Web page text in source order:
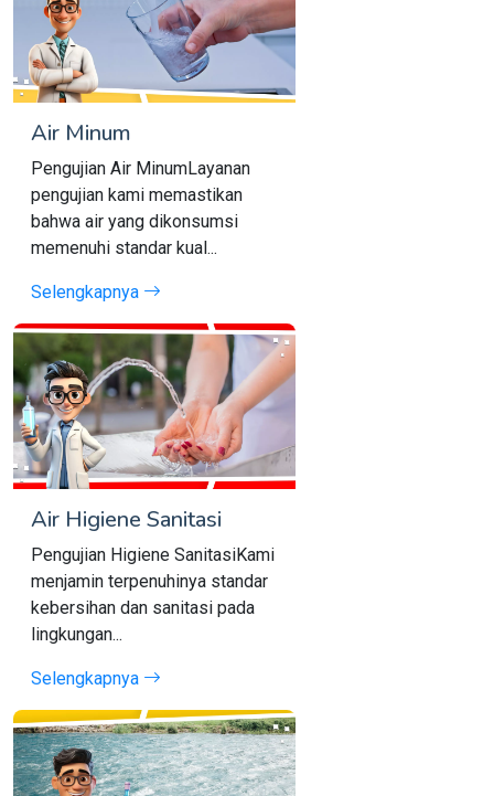
Air Minum
Pengujian Air MinumLayanan
pengujian kami memastikan
bahwa air yang dikonsumsi
memenuhi standar kual...
Selengkapnya
Air Higiene Sanitasi
Pengujian Higiene SanitasiKami
menjamin terpenuhinya standar
kebersihan dan sanitasi pada
lingkungan...
Selengkapnya